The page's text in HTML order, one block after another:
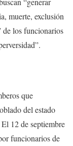
muerte, exclusión
de los funcionarios
que
del estado
12 de septiembre
funcionarios de